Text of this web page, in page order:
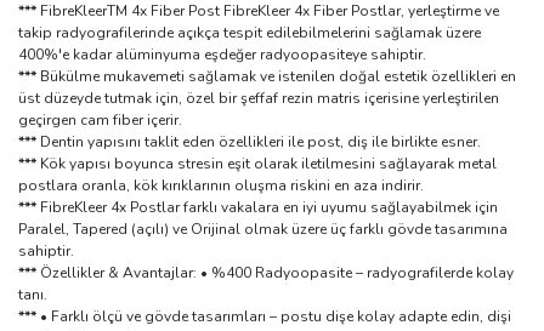
*** FibreKleerTM 4x Fiber Post FibreKleer 4x Fiber Postlar, yerleştirme ve
takip radyografilerinde açıkça tespit edilebilmelerini sağlamak üzere
400%'e kadar alüminyuma eşdeğer radyoopasiteye sahiptir.
*** Bükülme mukavemeti sağlamak ve istenilen doğal estetik özellikleri en
üst düzeyde tutmak için, özel bir şeffaf rezin matris içerisine yerleştirilen
geçirgen cam fiber içerir.
*** Dentin yapısını taklit eden özellikleri ile post, diş ile birlikte esner.
*** Kök yapısı boyunca stresin eşit olarak iletilmesini sağlayarak metal
postlara oranla, kök kırıklarının oluşma riskini en aza indirir.
*** FibreKleer 4x Postlar farklı vakalara en iyi uyumu sağlayabilmek için
Paralel, Tapered (açılı) ve Orijinal olmak üzere üç farklı gövde tasarımına
sahiptir.
*** Özellikler & Avantajlar: • %400 Radyoopasite – radyografilerde kolay
tanı.
*** • Farklı ölçü ve gövde tasarımları – postu dişe kolay adapte edin, dişi